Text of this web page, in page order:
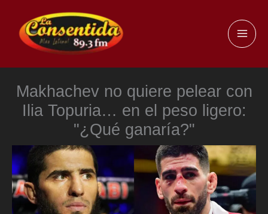
contenido
Makhachev no quiere pelear con
Ilia Topuria… en el peso ligero:
"¿Qué ganaría?"